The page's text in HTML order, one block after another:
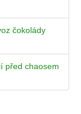
čokolády
před chaosem